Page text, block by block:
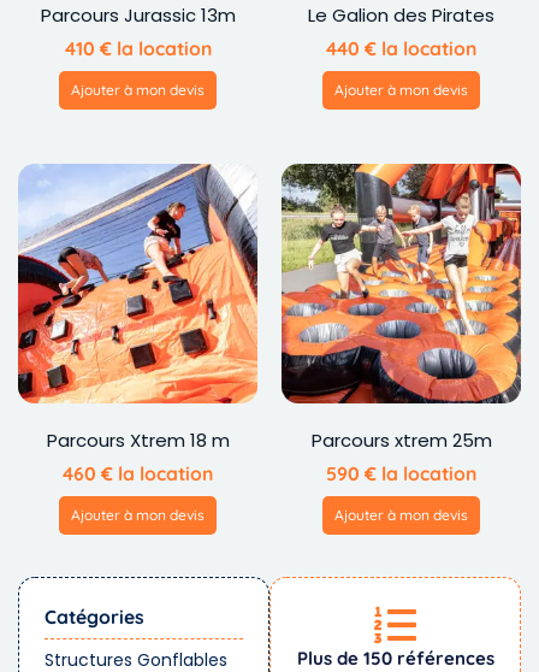
Catégories
Structures Gonflables
Plus de 150 références
Parcours Jurassic 13m
410 €la location
Ajouter à mon devis
Le Galion des Pirates
440 € la location
Ajouter à mon devis
Parcours Xtrem 18 m
460 € la location
Ajouter à mon devis
Parcours xtrem 25m
590 € la location
Ajouter à mon devis